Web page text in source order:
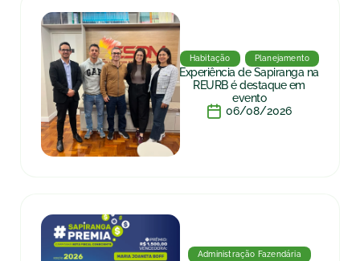
Habitação Planejamento
Experiência de Sapiranga na
REURB é destaque em
evento
06/08/2026
Administração Fazendária